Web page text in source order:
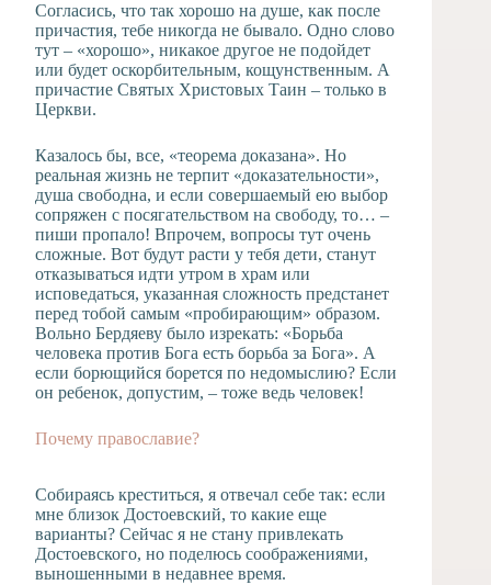
Согласись, что так хорошо на душе, как после
причастия, тебе никогда не бывало. Одно слово
тут – «хорошо», никакое другое не подойдет
или будет оскорбительным, кощунственным. А
причастие Святых Христовых Таин – только в
Церкви.
Казалось бы, все, «теорема доказана». Но
реальная жизнь не терпит «доказательности»,
душа свободна, и если совершаемый ею выбор
сопряжен с посягательством на свободу, то… –
пиши пропало! Впрочем, вопросы тут очень
сложные. Вот будут расти у тебя дети, станут
отказываться идти утром в храм или
исповедаться, указанная сложность предстанет
перед тобой самым «пробирающим» образом.
Вольно Бердяеву было изрекать: «Борьба
человека против Бога есть борьба за Бога». А
если борющийся борется по недомыслию? Если
он ребенок, допустим, – тоже ведь человек!
Почему православие?
Собираясь креститься, я отвечал себе так: если
мне близок Достоевский, то какие еще
варианты? Сейчас я не стану привлекать
Достоевского, но поделюсь соображениями,
выношенными в недавнее время.